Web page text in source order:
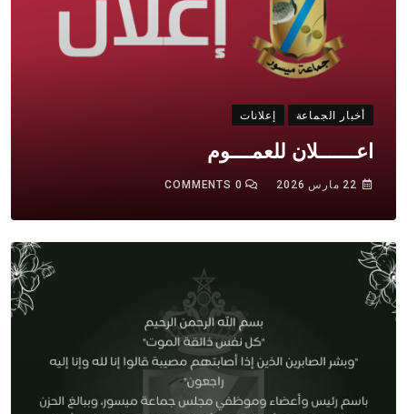
أخبار الجماعة إعلانات
اعـــــــلان للعمــــوم
22 مارس 2026 0